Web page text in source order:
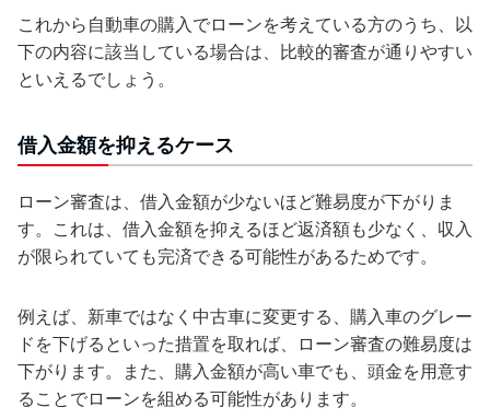
これから自動車の購入でローンを考えている方のうち、以
下の内容に該当している場合は、比較的審査が通りやすい
といえるでしょう。
借入金額を抑えるケース
ローン審査は、借入金額が少ないほど難易度が下がりま
す。これは、借入金額を抑えるほど返済額も少なく、収入
が限られていても完済できる可能性があるためです。
例えば、新車ではなく中古車に変更する、購入車のグレー
ドを下げるといった措置を取れば、ローン審査の難易度は
下がります。また、購入金額が高い車でも、頭金を用意す
ることでローンを組める可能性があります。